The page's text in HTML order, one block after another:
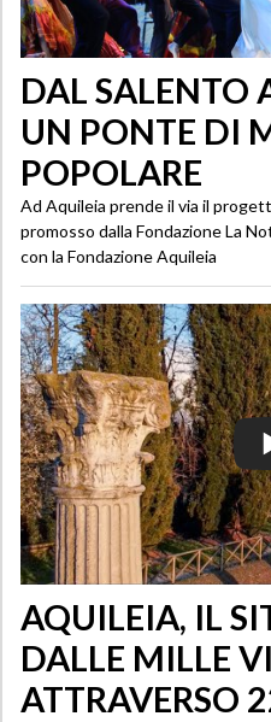
DAL SALENTO
UN PONTE DI
POPOLARE
Ad Aquileia prende il via il
promosso dalla Fondazione La
con la Fondazione Aquileia
AQUILEIA, IL
DALLE MILLE
ATTRAVERSO